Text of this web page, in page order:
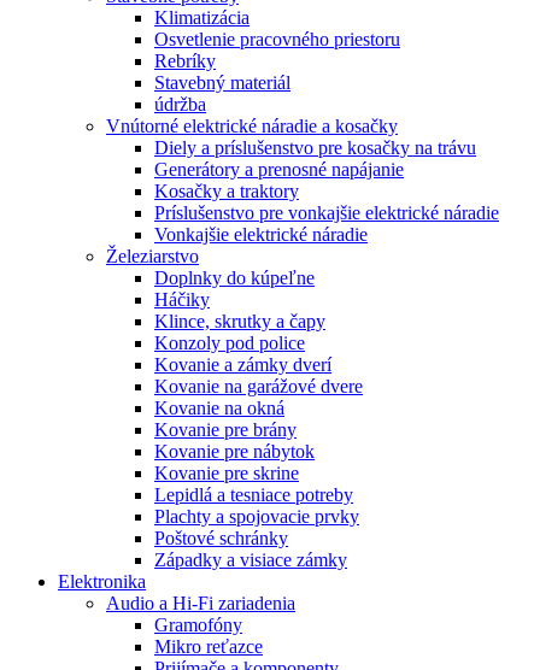
Klimatizácia
Osvetlenie pracovného priestoru
Rebríky
Stavebný materiál
údržba
Vnútorné elektrické náradie a kosačky
Diely a príslušenstvo pre kosačky na trávu
Generátory a prenosné napájanie
Kosačky a traktory
Príslušenstvo pre vonkajšie elektrické náradie
Vonkajšie elektrické náradie
Železiarstvo
Doplnky do kúpeľne
Háčiky
Klince, skrutky a čapy
Konzoly pod police
Kovanie a zámky dverí
Kovanie na garážové dvere
Kovanie na okná
Kovanie pre brány
Kovanie pre nábytok
Kovanie pre skrine
Lepidlá a tesniace potreby
Plachty a spojovacie prvky
Poštové schránky
Západky a visiace zámky
Elektronika
Audio a Hi-Fi zariadenia
Gramofóny
Mikro reťazce